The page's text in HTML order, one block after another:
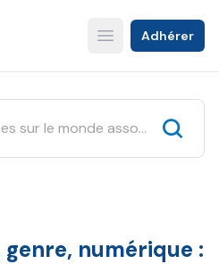
Open main menu
Adhérer
numérique :